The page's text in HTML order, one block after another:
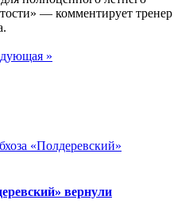
— комментирует тренер
»
вернули